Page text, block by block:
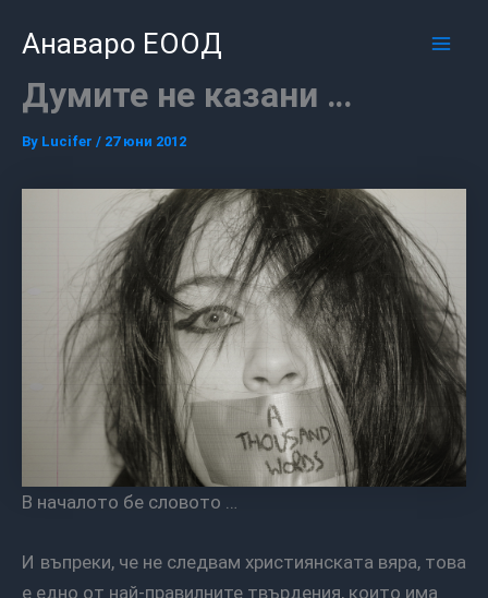
Анаваро ЕООД
Думите не казани …
By Lucifer / 27 юни 2012
В началото бе словото …
И въпреки, че не следвам християнската вяра, това
е едно от най-правилните твърдения, които има